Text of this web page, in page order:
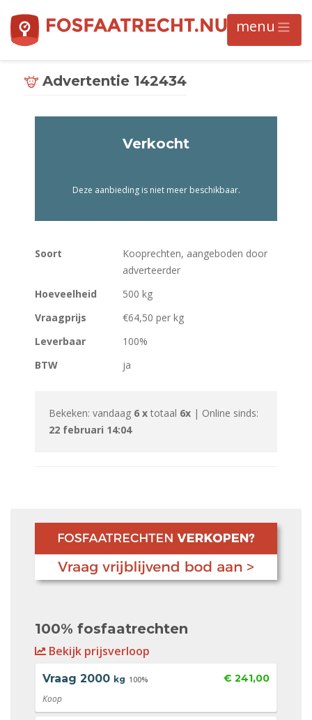
Advertentie 142434
Soort
Kooprechten, aangeboden door
adverteerder
Hoeveelheid
500 kg
Vraagprijs
€64,50 per kg
Leverbaar
100%
BTW
ja
Bekeken: vandaag 6 x totaal 6x | Online sinds:
22 februari 14:04
Verkocht
Deze aanbieding is niet meer beschikbaar.
100% fosfaatrechten
Bekijk prijsverloop
Vraag 2000 kg 100% € 241,00
Koop